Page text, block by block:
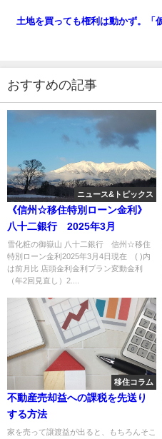
土地を買っても権利は動かず。「
おすすめの記事
ニュース&トピックス
《信州☆移住特別ローン金利》
八十二銀行 2025年3月
雪化粧の御嶽山 八十二銀行 信州☆移住
特別ローン金利2025年3月4日現在 ( )内
は前月比 店頭金利金利プラン変動金利
（年2回見直し）2....
移住コラム
不動産売却益への課税を先送り
する方法
家を売って譲渡益が出ると、もちろんそこ